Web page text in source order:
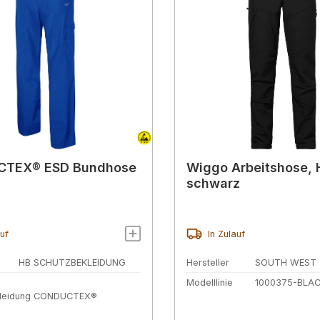
ESD Bundhose
HB SCHUTZBEKLEIDUNG
CONDUCTEX®
Wiggo Arbeitshose,
schwarz
In Zulauf
Hersteller
SOUTH WEST
Modelllinie
1000375-